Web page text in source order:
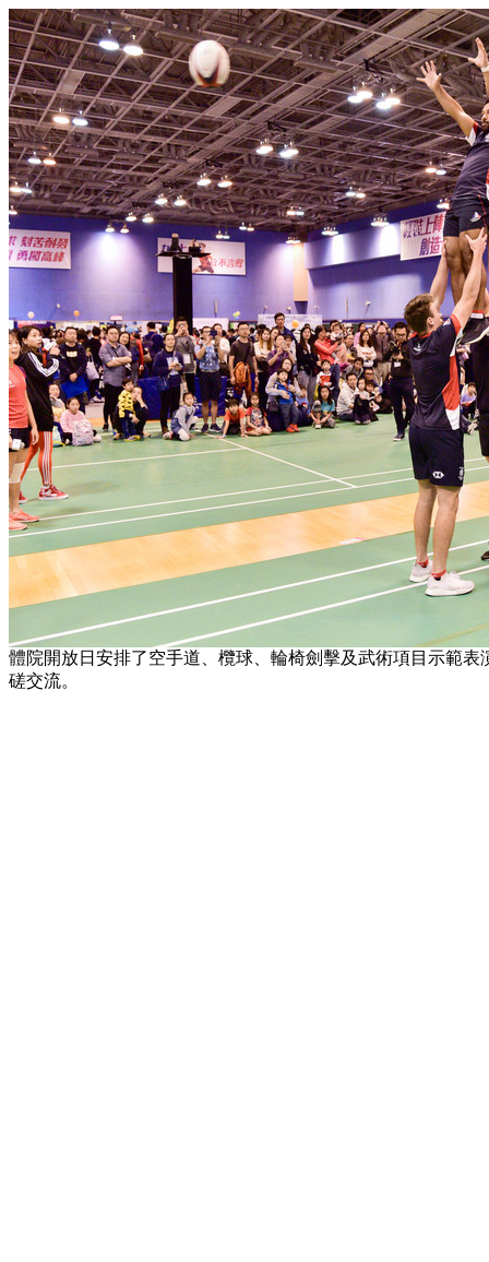
體院開放日安排了空手道、欖球、輪椅劍擊及武術項目示範
磋交流。